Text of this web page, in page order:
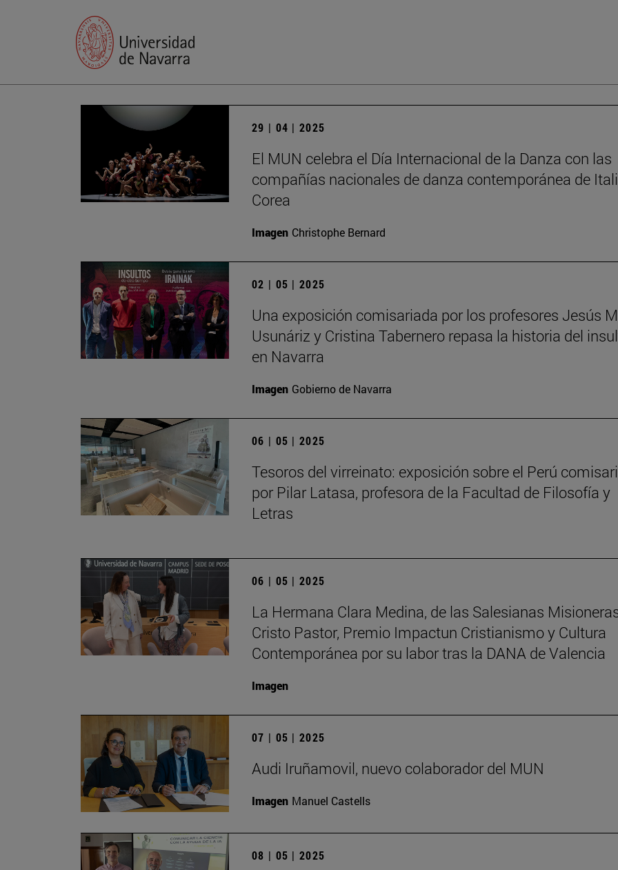
29 | 04 | 2025
El MUN celebra el Día Internacional de la Danza con las
compañías nacionales de danza contemporánea de
Corea
Imagen Christophe Bernard
02 | 05 | 2025
Una exposición comisariada por los profesores Jesús
Usunáriz y Cristina Tabernero repasa la historia del
en Navarra
Imagen Gobierno de Navarra
06 | 05 | 2025
Tesoros del virreinato: exposición sobre el Perú
por Pilar Latasa, profesora de la Facultad de Filosofía y
Letras
06 | 05 | 2025
La Hermana Clara Medina, de las Salesianas
Cristo Pastor, Premio Impactun Cristianismo y Cultura
Contemporánea por su labor tras la DANA de Valencia
Imagen
07 | 05 | 2025
Audi Iruñamovil, nuevo colaborador del MUN
Imagen Manuel Castells
08 | 05 | 2025